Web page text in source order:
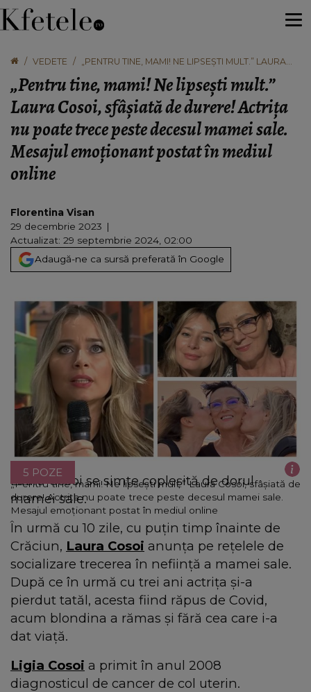
VEDETE
„PENTRU TINE, MAMI! NE LIPSEȘTI MULT.” LAURA
TRECE PESTE DECESUL MAMEI SALE. MESAJUL
EMOȚIONANT POSTAT ÎN MEDIUL ONLINE
„Pentru tine, mami! Ne lipsești mult.”
Laura Cosoi, sfâșiată de durere! Actrița
nu poate trece peste decesul mamei sale.
Mesajul emoționant postat în mediul
online
Florentina Visan
29 decembrie 2023
Actualizat: 29 septembrie 2024, 02:00
Adaugă-ne ca sursă preferată în Google
„Pentru tine, mami! Ne lipsești mult.” Laura Cosoi, sfâșiată de
durere! Actrița nu poate trece peste decesul mamei sale.
Mesajul emoționant postat în mediul online
5 POZE
Laura Cosoi se simte copleșită de dorul
mamei sale.
În urmă cu 10 zile, cu puțin timp înainte de
Crăciun, Laura Cosoi anunța pe rețelele de
socializare trecerea în neființă a mamei sale.
După ce în urmă cu trei ani actrița și-a
pierdut tatăl, acesta fiind răpus de Covid,
acum blondina a rămas și fără cea care i-a
dat viață.
Ligia Cosoi a primit în anul 2008
diagnosticul de cancer de col uterin.